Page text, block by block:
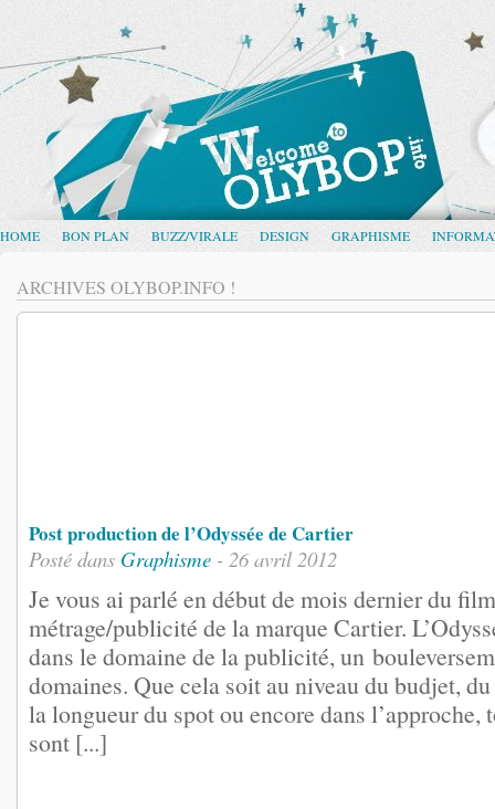
HOME BON PLAN BUZZ/VIRALE DESIGN GRAPHISME
ARCHIVES OLYBOP.INFO !
Post production de l’Odyssée de Cartier
Posté dans Graphisme - 26 avril 2012
Je vous ai parlé en début de mois dernier du
métrage/publicité de la marque Cartier.
dans le domaine de la publicité, un
domaines. Que cela soit au niveau du budjet,
la longueur du spot ou encore dans l’approche,
sont [...]